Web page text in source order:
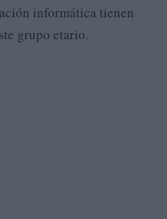
informática tienen
grupo etario.